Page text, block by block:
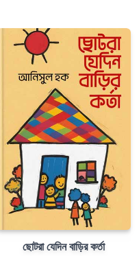
ছোটরা যেদিন বাড়ির কর্তা